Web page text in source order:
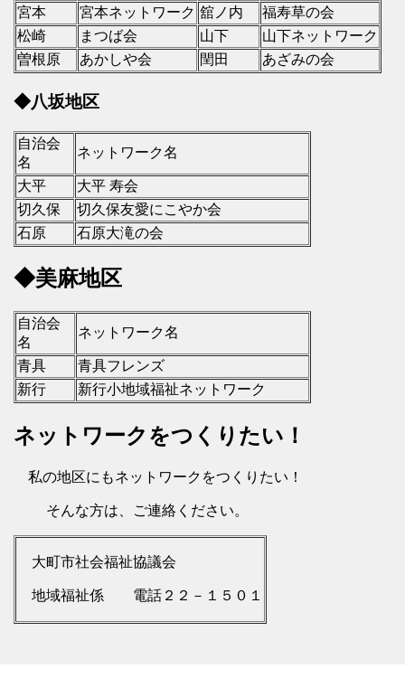
宮本
宮本ネットワーク 舘ノ内
福寿草の会
松崎
まつば会 山下
山下ネットワーク
曽根原
あかしや会 閏田 あざみの会
◆八坂地区
自治会
名
ネットワーク名
大平
大平 寿会
切久保
切久保友愛にこやか会
石原
石原大滝の会
◆美麻地区
自治会
名
ネットワーク名
青具
青具フレンズ
新行
新行小地域福祉ネットワーク
ネットワークをつくりたい！
私の地区にもネットワークをつくりたい！
そんな方は、ご連絡ください。
大町市社会福祉協議会
地域福祉係 電話２２－１５０１